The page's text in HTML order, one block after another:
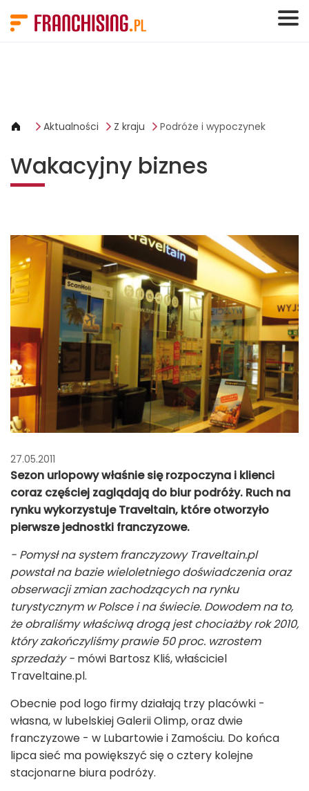
Aktualności Z kraju Podróże i wypoczynek
Wakacyjny biznes
27.05.2011
Sezon urlopowy właśnie się rozpoczyna i klienci
coraz częściej zaglądają do biur podróży. Ruch na
rynku wykorzystuje Traveltain, które otworzyło
pierwsze jednostki franczyzowe.
- Pomysł na system franczyzowy Traveltain.pl
powstał na bazie wieloletniego doświadczenia oraz
obserwacji zmian zachodzących na rynku
turystycznym w Polsce i na świecie. Dowodem na to,
że obraliśmy właściwą drogą jest chociażby rok 2010,
który zakończyliśmy prawie 50 proc. wzrostem
sprzedaży - mówi Bartosz Kliś, właściciel
Traveltaine.pl.
Obecnie pod logo firmy działają trzy placówki -
własna, w lubelskiej Galerii Olimp, oraz dwie
franczyzowe - w Lubartowie i Zamościu. Do końca
lipca sieć ma powiększyć się o cztery kolejne
stacjonarne biura podróży.